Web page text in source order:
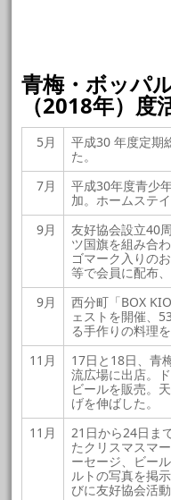
青梅・ボッパ
（2018年）度
5月
平成30 年度定期
た。
7月
平成30年度青少
加。ホームステ
9月
友好協会設立40
ツ国旗を組み合
ゴマーク入りの
等で会員に配布
9月
西分町「BOX
ェストを開催、
る手作りの料理
11月
17日と18日、青
流広場に出店。
ビールを販売。
げを伸ばした。
11月
21日から24日ま
たクリスマスマ
ーセージ、ビー
ルトの写真を掲
びに友好協会活動